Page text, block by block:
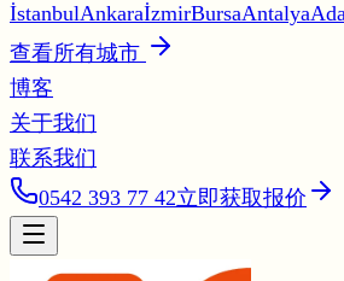
İstanbulAnkaraİzmirBursaAntalya
查看所有城市
博客
关于我们
联系我们
0542 393 77 42立即获取报价